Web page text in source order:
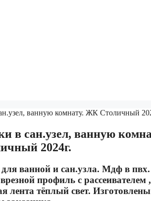
ванную комнату. ЖК Столичный
в сан.узел, ванную
2024г.
ванной и сан.узла. Мдф в пвх.
профиль с рассеивателем ,
лента тёплый свет.